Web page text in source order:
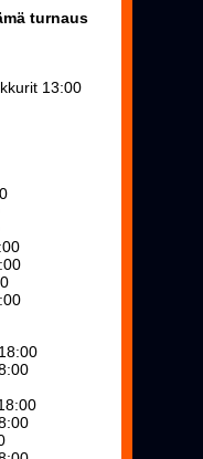
turnaus
13:00
18:00